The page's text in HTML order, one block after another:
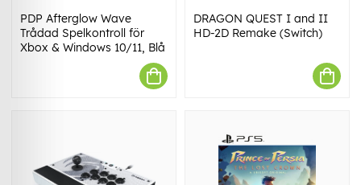
PDP Afterglow Wave
Trådad Spelkontroll för
Xbox & Windows 10/11, Blå
DRAGON QUEST I and II
HD-2D Remake (Switch)